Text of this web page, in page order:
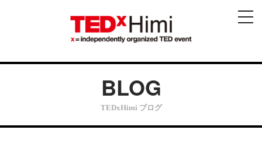
メ
BLOG
TEDxHimi ブログ